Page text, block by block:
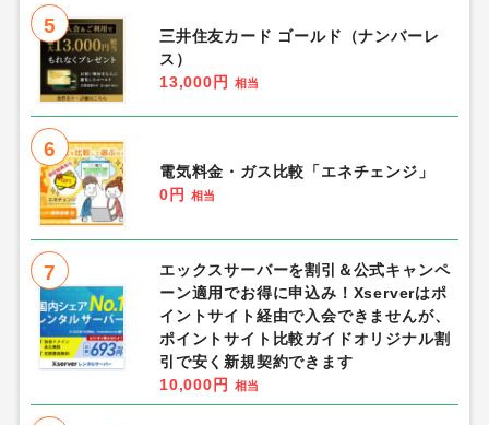
5
三井住友カード ゴールド（ナンバーレ
ス）
13,000円
相当
6
電気料金・ガス比較「エネチェンジ」
0円
相当
7
エックスサーバーを割引＆公式キャンペ
ーン適用でお得に申込み！Xserverはポ
イントサイト経由で入会できませんが、
ポイントサイト比較ガイドオリジナル割
引で安く新規契約できます
10,000円
相当